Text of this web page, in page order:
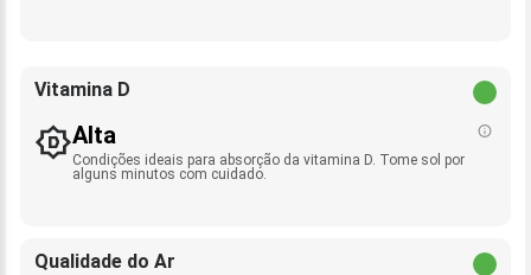
Vitamina D
Alta
Condições ideais para absorção da vitamina D. Tome sol por
alguns minutos com cuidado.
Qualidade do Ar